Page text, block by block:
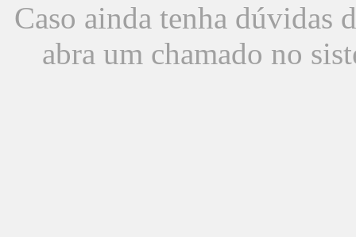
Caso ainda tenha dúvidas
abra um chamado no